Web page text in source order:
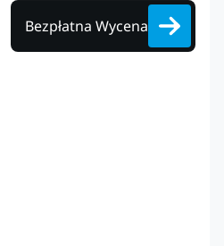
Bezpłatna Wycena